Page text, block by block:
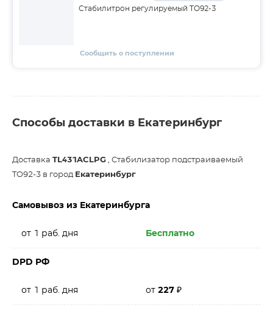
Стабилитрон регулируемый TO92-3
Сообщить о поступлении
Способы доставки в Екатеринбург
Доставка TL431ACLPG , Стабилизатор подстраиваемый
TO92-3 в город Екатеринбург
Самовывоз из Екатеринбурга
от 1 раб. дня Бесплатно
DPD РФ
от 1 раб. дня от 227 ₽